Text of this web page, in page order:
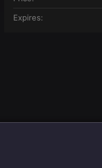
Expires